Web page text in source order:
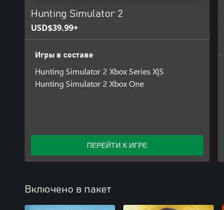
Hunting Simulator 2
USD$39.99+
Игры в составе
Hunting Simulator 2 Xbox Series X|S
Hunting Simulator 2 Xbox One
ПЕРЕЙТИ К ИГРЕ
Включено в пакет